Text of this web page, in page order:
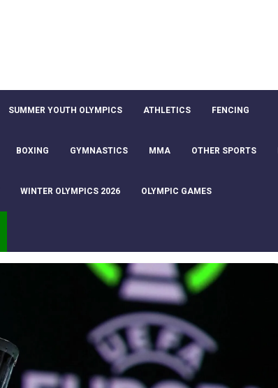
SUMMER YOUTH OLYMPICS ATHLETICS FENCING
BOXING GYMNASTICS MMA OTHER SPORTS
WINTER OLYMPICS 2026 OLYMPIC GAMES